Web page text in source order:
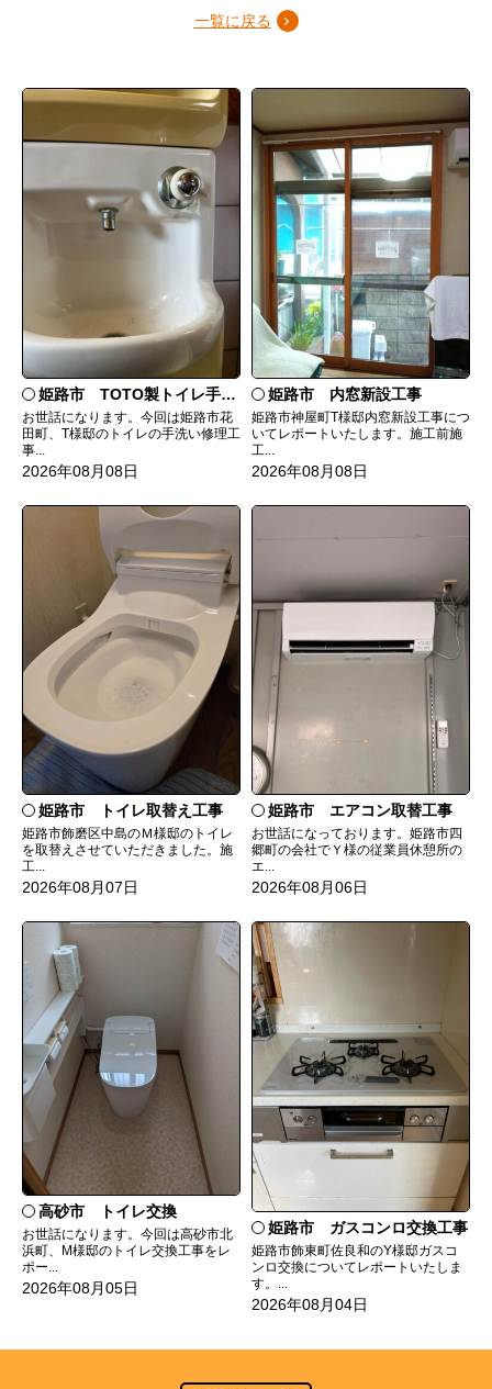
一覧に戻る
姫路市 TOTO製トイレ手洗いの水漏れ修理
お世話になります。今回は姫路市花
田町、T様邸のトイレの手洗い修理工
事...
2026年08月08日
姫路市 内窓新設工事
姫路市神屋町T様邸内窓新設工事につ
いてレポートいたします。施工前施
工...
2026年08月08日
姫路市 トイレ取替え工事
姫路市飾磨区中島のＭ様邸のトイレ
を取替えさせていただきました。施
工...
2026年08月07日
姫路市 エアコン取替工事
お世話になっております。姫路市四
郷町の会社でＹ様の従業員休憩所の
エ...
2026年08月06日
高砂市 トイレ交換
お世話になります。今回は高砂市北
浜町、M様邸のトイレ交換工事をレ
ポー...
2026年08月05日
姫路市 ガスコンロ交換工事
姫路市飾東町佐良和のY様邸ガスコ
ンロ交換についてレポートいたしま
す。...
2026年08月04日